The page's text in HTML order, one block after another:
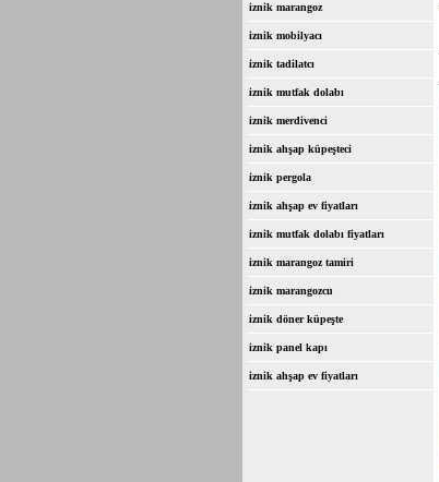
iznik marangoz
iznik mobilyacı
iznik tadilatcı
iznik mutfak dolabı
iznik merdivenci
iznik ahşap küpeşteci
iznik pergola
iznik ahşap ev fiyatları
iznik mutfak dolabı fiyatları
iznik marangoz tamiri
iznik marangozcu
iznik döner küpeşte
iznik panel kapı
iznik ahşap ev fiyatları